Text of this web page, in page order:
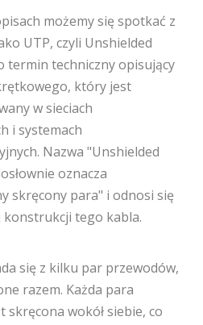
możemy się spotkać z
UTP, czyli Unshielded
termin techniczny opisujący
który jest
w sieciach
i systemach
Nazwa "Unshielded
oznacza
skręcony para" i odnosi się
konstrukcji tego kabla.
się z kilku par przewodów,
razem. Każda para
skręcona wokół siebie, co